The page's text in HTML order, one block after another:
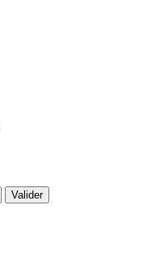
Valider